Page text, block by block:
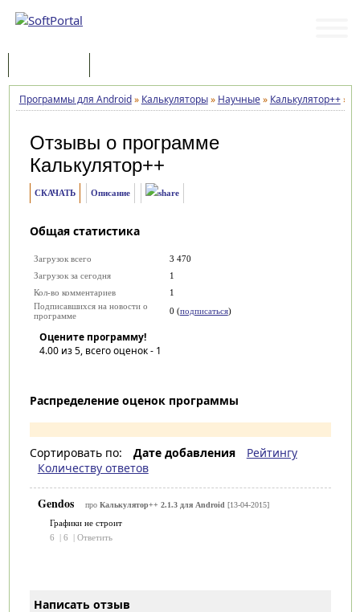
Программы для Android» Калькуляторы» Научные» Калькулятор++»
Отзывы о программе
Калькулятор++
СКАЧАТЬ Описание
Общая статистика
Загрузок всего
3 470
Загрузок за сегодня
1
Кол-во комментариев
1
Подписавшихся на новости о
программе
0 (подписаться)
Оцените программу!
4.00из 5, всего оценок - 1
Распределение оценок программы
Сортировать по: Дате добавления
Рейтингу
Количеству ответов
Gendos про Калькулятор++ 2.1.3 для Android [13-04-2015]
Графики не строит
6
| 6 | Ответить
Написать отзыв